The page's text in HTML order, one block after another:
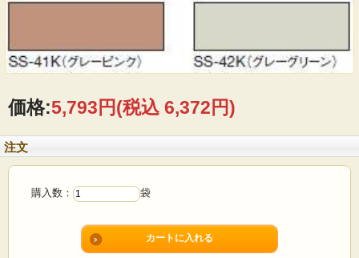
価格:5,793円(税込 6,372円)
注文
購入数： 袋